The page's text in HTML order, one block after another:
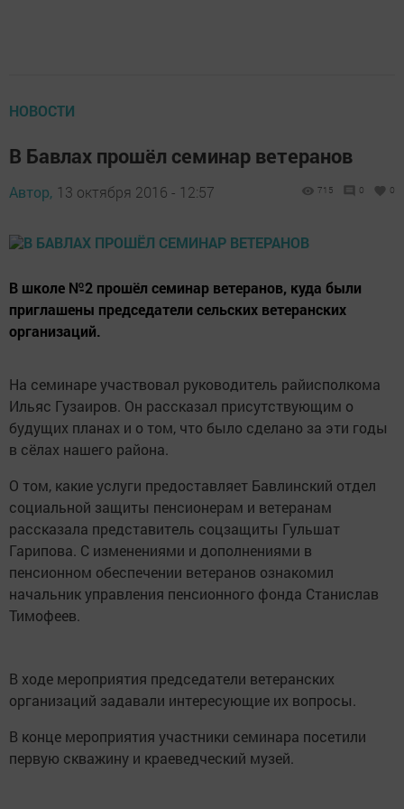
НОВОСТИ
В Бавлах прошёл семинар ветеранов
Автор, 13 октября 2016 - 12:57 715 0 0
В школе №2 прошёл семинар ветеранов, куда были
приглашены председатели сельских ветеранских
организаций.
На семинаре участвовал руководитель райисполкома
Ильяс Гузаиров. Он рассказал присутствующим о
будущих планах и о том, что было сделано за эти годы
в сёлах нашего района.
О том, какие услуги предоставляет Бавлинский отдел
социальной защиты пенсионерам и ветеранам
рассказала представитель соцзащиты Гульшат
Гарипова. С изменениями и дополнениями в
пенсионном обеспечении ветеранов ознакомил
начальник управления пенсионного фонда Станислав
Тимофеев.
В ходе мероприятия председатели ветеранских
организаций задавали интересующие их вопросы.
В конце мероприятия участники семинара посетили
первую скважину и краеведческий музей.